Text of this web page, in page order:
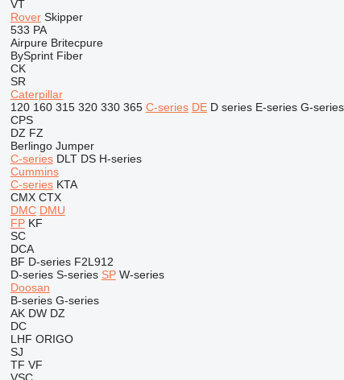
VT
Rover Skipper
533 PA
Airpure Britecpure
BySprint Fiber
CK
SR
Caterpillar
120 160 315 320 330 365 C-series DE D series E-series G-series
CPS
DZ FZ
Berlingo Jumper
C-series DLT DS H-series
Cummins
C-series KTA
CMX CTX
DMC DMU
FP KF
SC
DCA
BF D-series F2L912
D-series S-series SP W-series
Doosan
B-series G-series
AK DW DZ
DC
LHF ORIGO
SJ
TF VF